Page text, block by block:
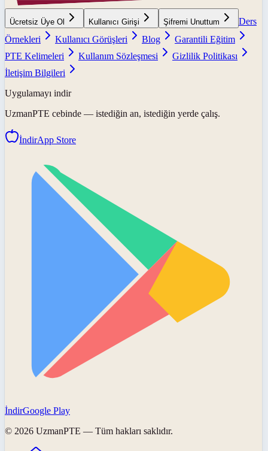
Ücretsiz Üye Ol Kullanıcı Girişi Şifremi Unuttum
Ders
Örnekleri
Kullanıcı Görüşleri Blog
Garantili Eğitim
PTE Kelimeleri
Kullanım Sözleşmesi
Gizlilik Politikası
İletişim Bilgileri
Uygulamayı indir
UzmanPTE cebinde — istediğin an, istediğin yerde çalış.
İndirApp Store
İndirGoogle Play
© 2026 UzmanPTE — Tüm hakları saklıdır.